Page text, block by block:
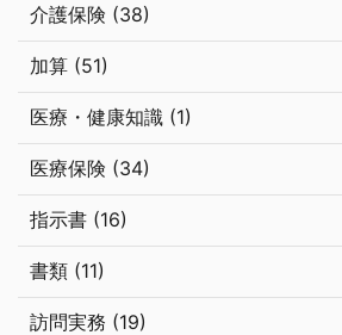
介護保険 (38)
加算 (51)
医療・健康知識 (1)
医療保険 (34)
指示書 (16)
書類 (11)
訪問実務 (19)